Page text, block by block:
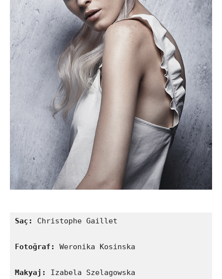
Saç: Christophe Gaillet
Fotoğraf: Weronika Kosinska
Makyaj: Izabela Szelagowska